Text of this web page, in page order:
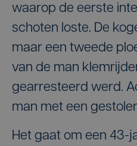
waarop de eerste
schoten loste. De
maar een tweede
van de man
gearresteerd werd.
man met een
Het gaat om een 43-